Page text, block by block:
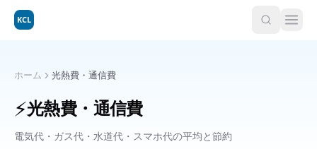
KCL
ホーム 光熱費・通信費
⚡光熱費・通信費
電気代・ガス代・水道代・スマホ代の平均と節約